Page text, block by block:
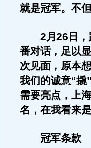
就是冠军。不
2月26日，距
番对话，足以
次见面，原本
我们的诚意“撬
需要亮点，上
名，在我看来
冠军条款